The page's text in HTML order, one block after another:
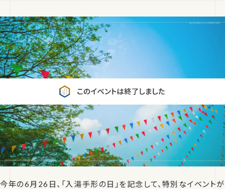
今年の6月26日、「入湯手形の日」を記念して、特別なイベントが